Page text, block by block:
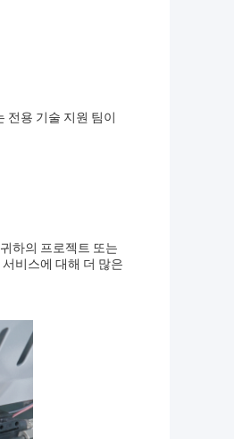
전용 기술 지원 팀이
하의 프로젝트 또는
비스에 대해 더 많은